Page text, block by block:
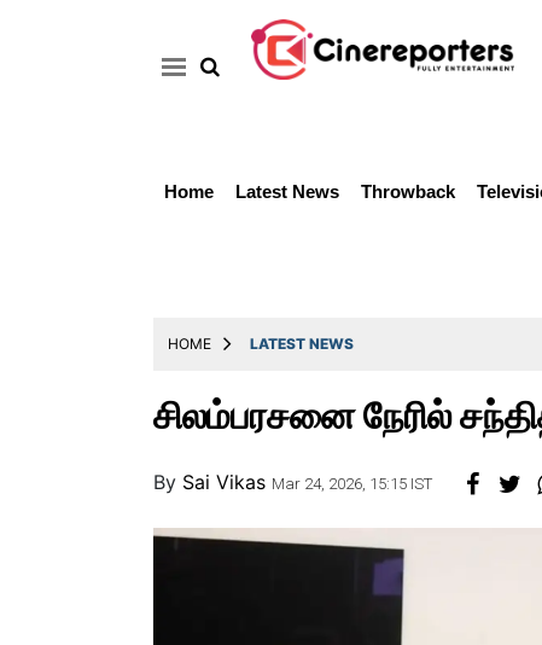
Home Latest News Throwback
HOME LATEST NEWS
சிலம்பரசனை நேரில்
By Sai Vikas Mar 24, 2026, 15:15 IST